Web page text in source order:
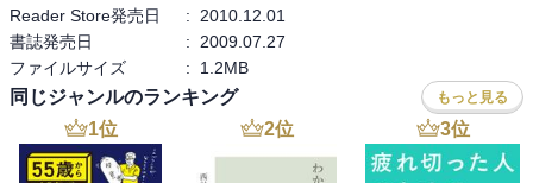
Reader Store発売日
:
2010.12.01
書誌発売日
:
2009.07.27
ファイルサイズ
: 1.2MB
同じジャンルのランキング もっと見る
1位 2位 3位